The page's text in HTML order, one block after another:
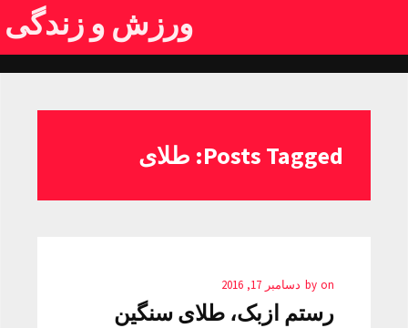
ورزش و زندگی
Posts Tagged: طلای
by on دسامبر 17, 2016
رستم ازبک، طلای سنگین